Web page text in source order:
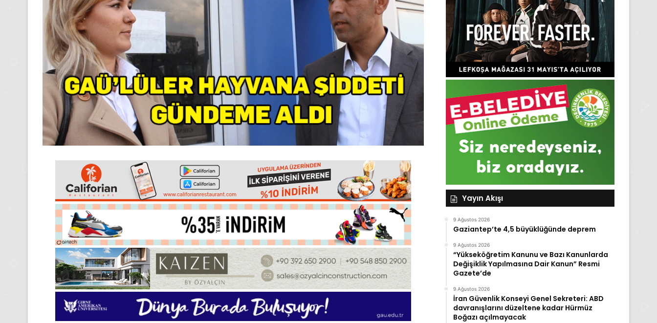
Yayın Akışı
9 Ağustos 2026
Gaziantep’te 4,5 büyüklüğünde deprem
9 Ağustos 2026
“Yükseköğretim Kanunu ve Bazı Kanunlarda
Değişiklik Yapılmasına Dair Kanun” Resmi
Gazete’de
9 Ağustos 2026
İran Güvenlik Konseyi Genel Sekreteri: ABD
davranışlarını düzeltene kadar Hürmüz
Boğazı açılmayacak